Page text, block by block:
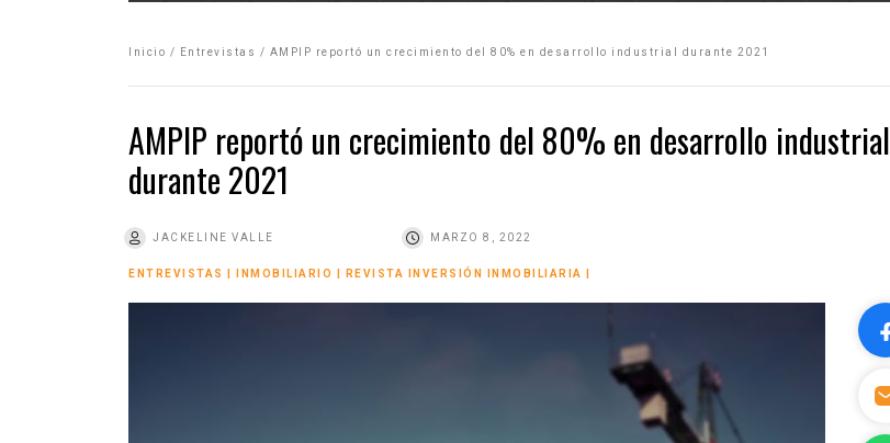
Inicio / Entrevistas / AMPIP reportó un crecimiento del 80% en desarrollo industrial durante 2021
AMPIP reportó un crecimiento del 80% en desarrollo industrial
durante 2021
JACKELINE VALLE MARZO 8, 2022
ENTREVISTAS INMOBILIARIO REVISTA INVERSIÓN INMOBILIARIA